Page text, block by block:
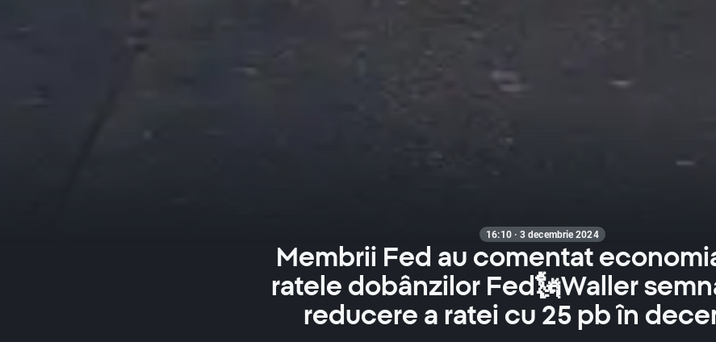
16:10 · 3 decembrie 2024
Membrii Fed au comentat
ratele dobânzilor Fed🗽Waller
reducere a ratei cu 25 pb în